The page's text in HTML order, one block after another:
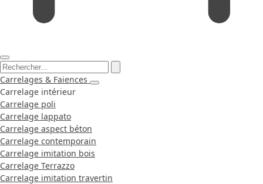
Carrelages & Faiences
Carrelage intérieur
Carrelage poli
Carrelage lappato
Carrelage aspect béton
Carrelage contemporain
Carrelage imitation bois
Carrelage Terrazzo
Carrelage imitation travertin